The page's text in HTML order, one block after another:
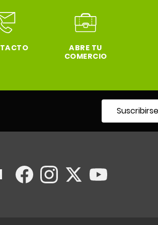
ABRE TU
COMERCIO
Suscribirse